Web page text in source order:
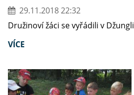
29.11.2018 22:32
Družinoví žáci se vyřádili v Džungli
VÍCE